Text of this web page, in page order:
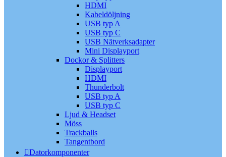
HDMI
Kabeldöljning
USB typ A
USB typ C
USB Nätverksadapter
Mini Displayport
Dockor & Splitters
Displayport
HDMI
Thunderbolt
USB typ A
USB typ C
Ljud & Headset
Möss
Trackballs
Tangentbord
Datorkomponenter